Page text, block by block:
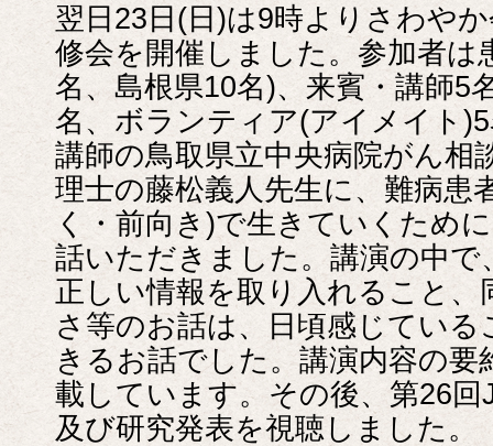
翌日23日(日)は9時よりさわや
修会を開催しました。参加者は
名、島根県10名)、来賓・講師5
名、ボランティア(アイメイト
講師の鳥取県立中央病院がん
理士の藤松義人先生に、難病患
く・前向き)で生きていくため
話いただきました。講演の中
正しい情報を取り入れること、
さ等のお話は、日頃感じてい
きるお話でした。講演内容の
載しています。その後、第26回
及び研究発表を視聴しました。